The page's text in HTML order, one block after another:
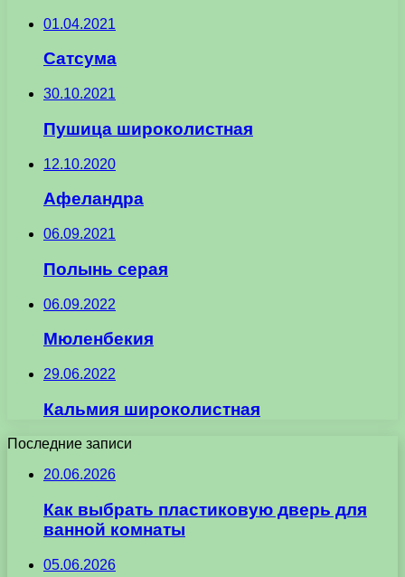
01.04.2021
Сатсума
30.10.2021
Пушица широколистная
12.10.2020
Афеландра
06.09.2021
Полынь серая
06.09.2022
Мюленбекия
29.06.2022
Кальмия широколистная
Последние записи
20.06.2026
Как выбрать пластиковую дверь для
ванной комнаты
05.06.2026